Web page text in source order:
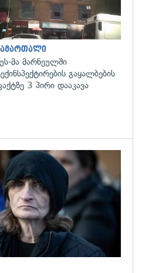
მა მარნეულში
გაყალბების
3 პირი დააკავა